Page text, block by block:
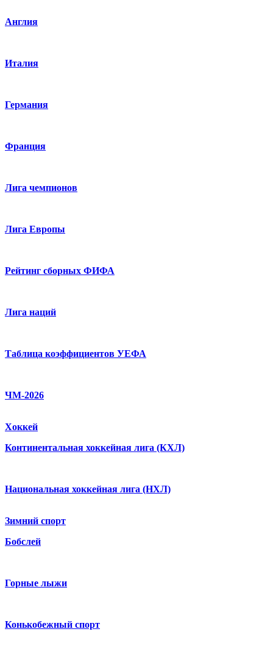
Англия
Италия
Германия
Франция
Лига чемпионов
Лига Европы
Рейтинг сборных ФИФА
Лига наций
Таблица коэффициентов УЕФА
ЧМ-2026
Хоккей
Континентальная хоккейная лига (КХЛ)
Национальная хоккейная лига (НХЛ)
Зимний спорт
Бобслей
Горные лыжи
Конькобежный спорт